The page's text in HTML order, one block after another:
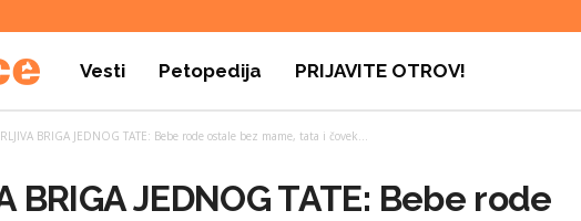
Vesti Petopedija PRIJAVITE OTROV!
BRIGA JEDNOG TATE: Bebe rode ostale bez mame, tata i čovek...
BRIGA JEDNOG TATE: Bebe rode